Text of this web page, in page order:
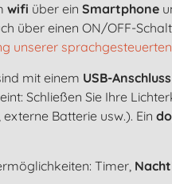
wifi über einSmartphone
über einen ON/OFF-
unserer
mit einem USB-Anschluss
Schließen Sie Ihre
Batterie usw.). Ein
Timer,